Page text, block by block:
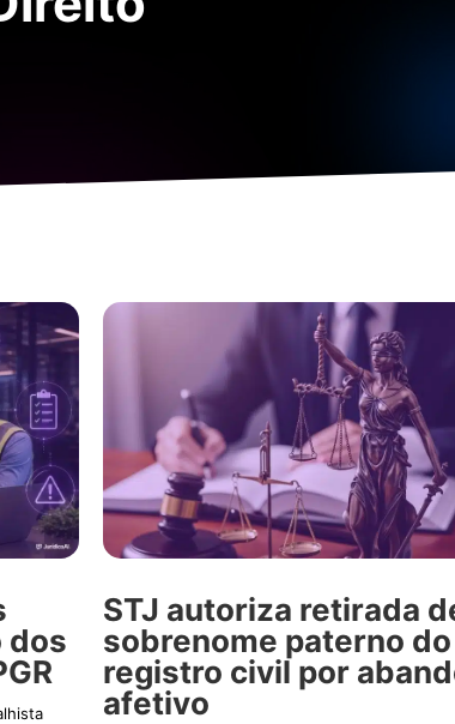
dos
STJ autoriza retirada
sobrenome paterno do
registro civil por
afetivo